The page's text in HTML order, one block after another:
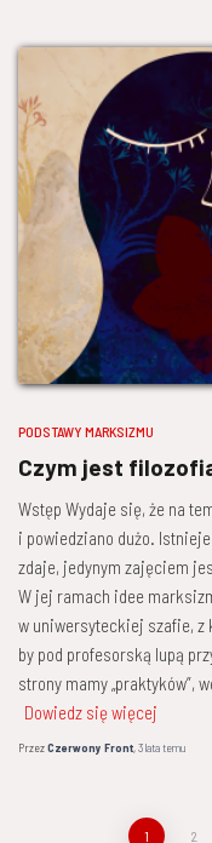
PODSTAWY MARKSIZMU
Czym jest
Wstęp Wydaje się, że na
i powiedziano dużo.
zdaje, jedynym zajęciem
W jej ramach idee
w uniwersyteckiej szafie, z
by pod profesorską lupą
strony mamy „praktyków”,
Dowiedz się więcej
PrzezCzerwony Front,3 latatemu
Stronicowanie
1 2